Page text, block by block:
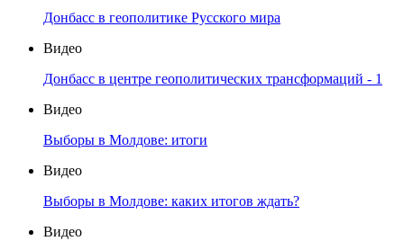
Донбасс в геополитике Русского мира
Видео
Донбасс в центре геополитических трансформаций - 1
Видео
Выборы в Молдове: итоги
Видео
Выборы в Молдове: каких итогов ждать?
Видео